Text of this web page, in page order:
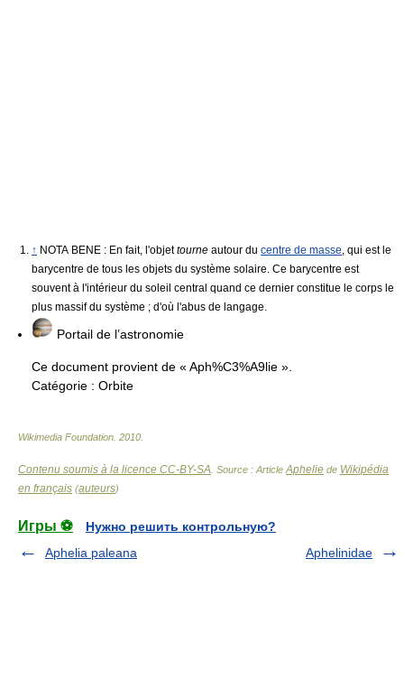
↑ NOTA BENE : En fait, l'objettourne autour du centre de masse , qui est le
barycentre de tous les objets du système solaire. Ce barycentre est
souvent à l'intérieur du soleil central quand ce dernier constitue le corps le
plus massif du système ; d'où l'abus de langage.
Portail de l’astronomie
Ce document provient de « Aph%C3%A9lie ».
Catégorie : Orbite
Wikimedia Foundation 2010
Contenu soumis à la licence CC-BY-SA . Source : Article Aphelie de Wikipédia
en français (auteurs)
Игры ⚽
Нужно решить контрольную?
Aphelia paleana
Aphelinidae